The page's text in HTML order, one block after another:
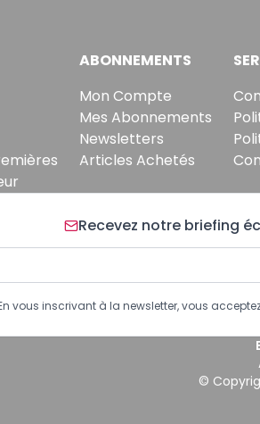
ABONNEMENTS
Mon Compte
Mes Abonnements
Newsletters
Articles Achetés
Recevez notre briefing
vous inscrivant à la newsletter, vous
©